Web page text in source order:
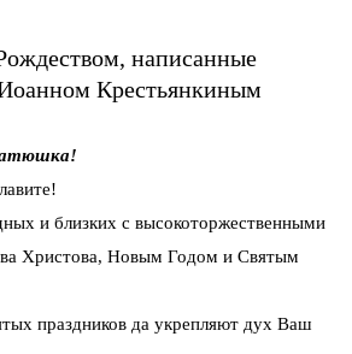
написанные
Крестьянкиным
и близких с высокоторжественными
Христова, Новым Годом и Святым
праздников да укрепляют дух Ваш